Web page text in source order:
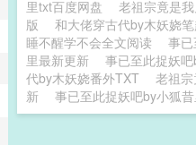
里txt百度网盘
老祖宗竟是
版
和大佬穿古代by木妖娆
睡不醒学不会全文阅读
事
里最新更新
事已至此捉妖
代by木妖娆番外TXT
老祖
新
事已至此捉妖吧by小狐